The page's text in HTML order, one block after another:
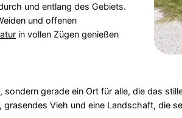
und entlang des Gebiets.
und offenen
in vollen Zügen genießen
gerade ein Ort für alle, die das
Vieh und eine Landschaft, die